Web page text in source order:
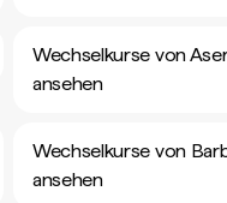
Wechselkurse von
ansehen
Wechselkurse von
ansehen